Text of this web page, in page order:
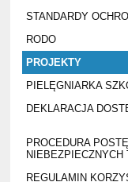
STANDARDY
RODO
PROJEKTY
PIELĘGNIARKA
DEKLARACJA
PROCEDURA
NIEBEZPIECZNYCH
REGULAMIN